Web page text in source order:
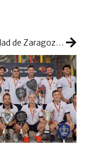
La ciudad de Zaragoza encumbra el pádel del AVS La Volea Huelva y del Real Club de Tennis Barcelona 1899